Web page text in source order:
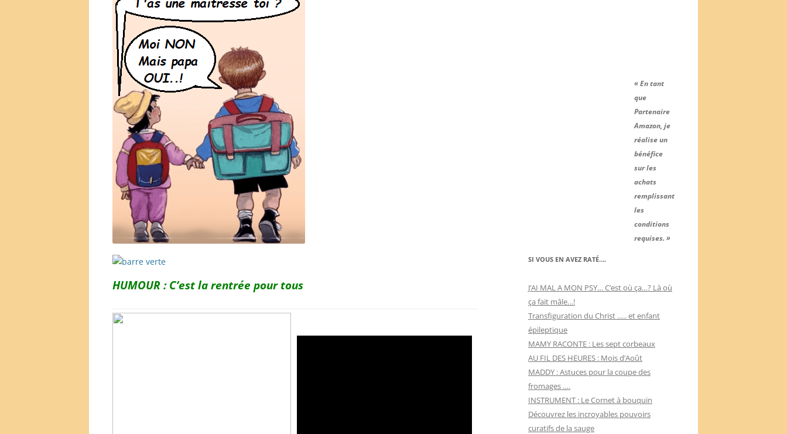
HUMOUR : C’est la rentrée pour tous
« En tant
que
Partenaire
Amazon, je
réalise un
bénéfice
sur les
achats
remplissant
les
conditions
requises. »
SI VOUS EN AVEZ RATÉ….
J’AI MAL A MON PSY… C’est où ça…? Là où
ça fait mâle…!
Transfiguration du Christ ….. et enfant
épileptique
MAMY RACONTE : Les sept corbeaux
AU FIL DES HEURES : Mois d’Août
MADDY : Astuces pour la coupe des
fromages ….
INSTRUMENT : Le Cornet à bouquin
Découvrez les incroyables pouvoirs
curatifs de la sauge